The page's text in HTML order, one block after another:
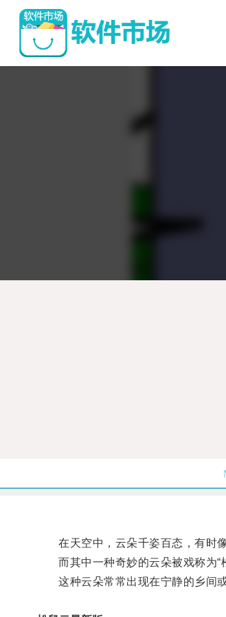
在天空中，云朵千姿百态，有时像
而其中一种奇妙的云朵被戏称为“
这种云朵常常出现在宁静的乡间或